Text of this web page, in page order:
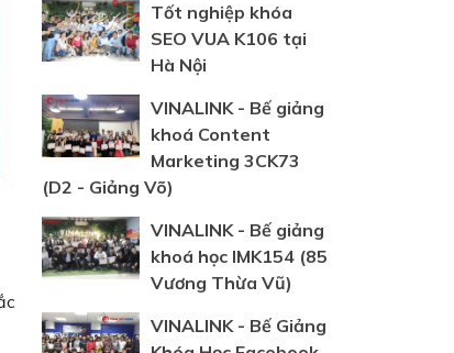
Tốt nghiệp khóa
SEO VUA K106 tại
Hà Nội
VINALINK - Bế giảng
khoá Content
Marketing 3CK73
(D2 - Giảng Võ)
VINALINK - Bế giảng
khoá học IMK154 (85
Vương Thừa Vũ)
VINALINK - Bế Giảng